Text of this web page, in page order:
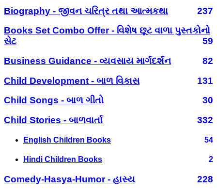
Biography - જીવન ચરિત્ર તથા આત્મકથા
237
Books Set Combo Offer - વિશેષ છૂટ વાળા પુસ્તકોનો
સેટ
59
Business Guidance - વ્યવસાય માર્ગદર્શન
82
Child Development - બાળ વિકાસ
131
Child Songs - બાળ ગીતો
30
Child Stories - બાળવાર્તા
332
English Children Books 54
Hindi Children Books 2
Comedy-Hasya-Humor - હાસ્ય
228